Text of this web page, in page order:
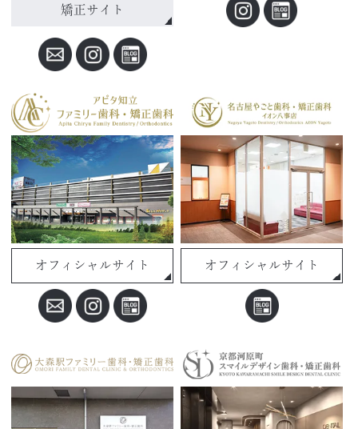
矯正サイト
オフィシャルサイト オフィシャルサイト